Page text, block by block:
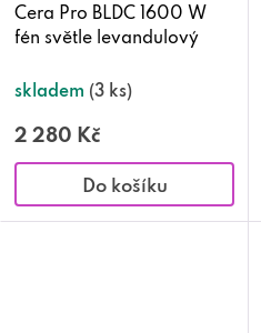
Cera Pro BLDC 1600 W
fén světle levandulový
skladem (3 ks)
2 280 Kč
Do košíku